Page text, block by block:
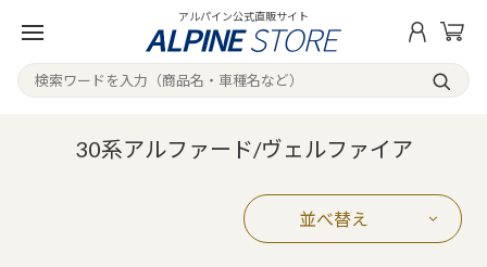
アルパイン公式直販サイト
30系アルファード/ヴェルファイア
並べ替え